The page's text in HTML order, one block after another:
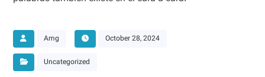
Amg October 28, 2024
Uncategorized